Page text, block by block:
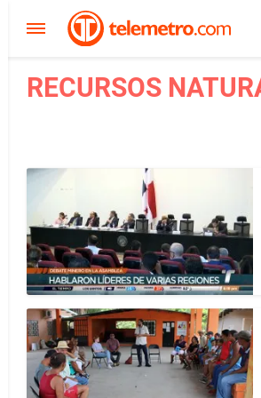
RECURSOS